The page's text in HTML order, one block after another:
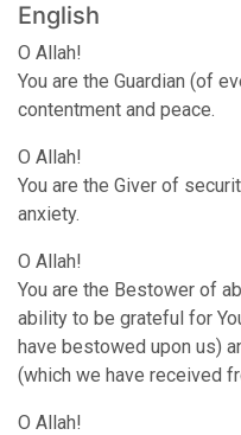
English
O Allah!
You are the Guardian (of
contentment and peace.
O Allah!
You are the Giver of
anxiety.
O Allah!
You are the Bestower of
ability to be grateful for
have bestowed upon us)
(which we have received
O Allah!